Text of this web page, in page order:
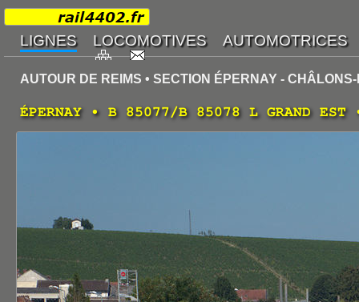
AUTOUR DE REIMS • SECTION ÉPERNAY -
ÉPERNAY • B 85077/B 85078 L GRAND